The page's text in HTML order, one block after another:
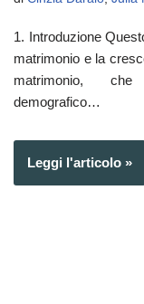
1. Introduzione
matrimonio e la
matrimonio,
demografico…
Leggi l'articolo »